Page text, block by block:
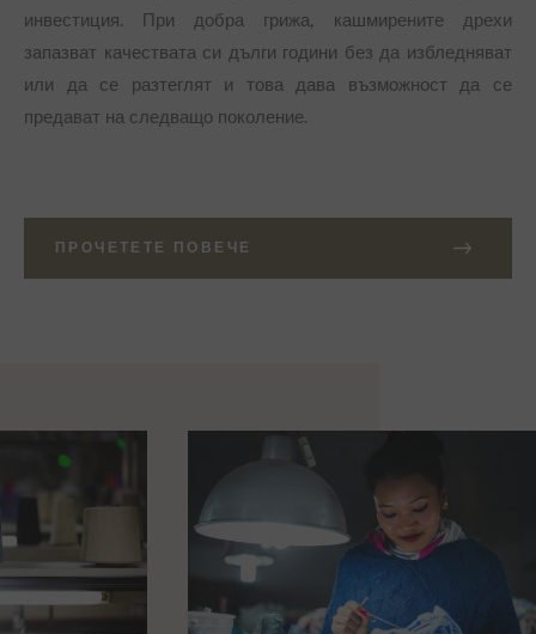
инвестиция. При добра грижа, кашмирените дрехи
запазват качествата си дълги години без да избледняват
или да се разтеглят и това дава възможност да се
предават на следващо поколение.
ПРОЧЕТЕТЕ ПОВЕЧЕ